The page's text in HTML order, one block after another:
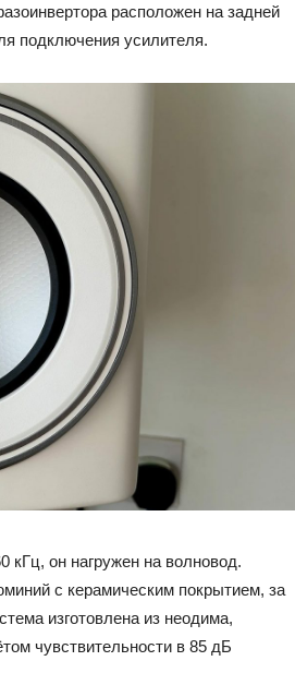
расположен на задней
подключения усилителя.
кГц, он нагружен на волновод.
с керамическим покрытием, за
изготовлена из неодима,
чувствительности в 85 дБ